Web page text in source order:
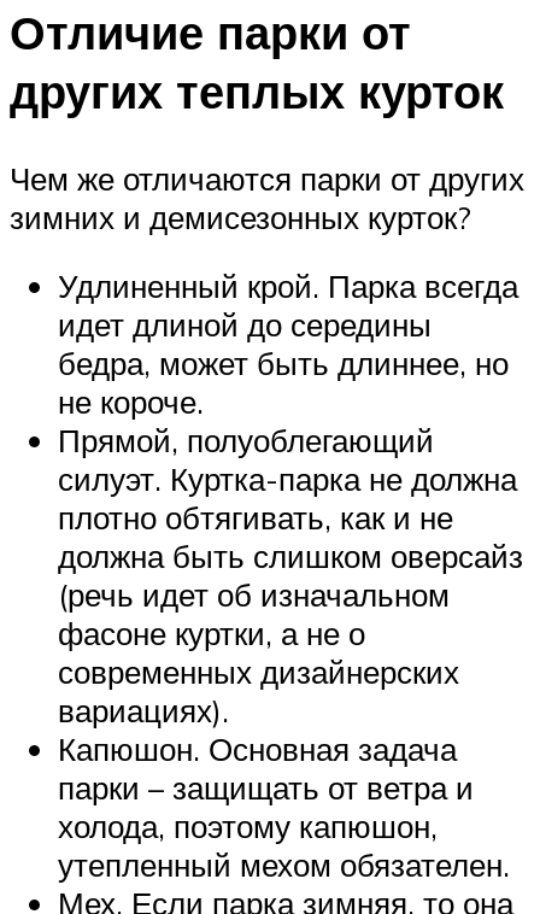
Отличие парки от
других теплых курток
Чем же отличаются парки от других
зимних и демисезонных курток?
Удлиненный крой. Парка всегда
идет длиной до середины
бедра, может быть длиннее, но
не короче.
Прямой, полуоблегающий
силуэт. Куртка-парка не должна
плотно обтягивать, как и не
должна быть слишком оверсайз
(речь идет об изначальном
фасоне куртки, а не о
современных дизайнерских
вариациях).
Капюшон. Основная задача
парки – защищать от ветра и
холода, поэтому капюшон,
утепленный мехом обязателен.
Мех. Если парка зимняя, то она